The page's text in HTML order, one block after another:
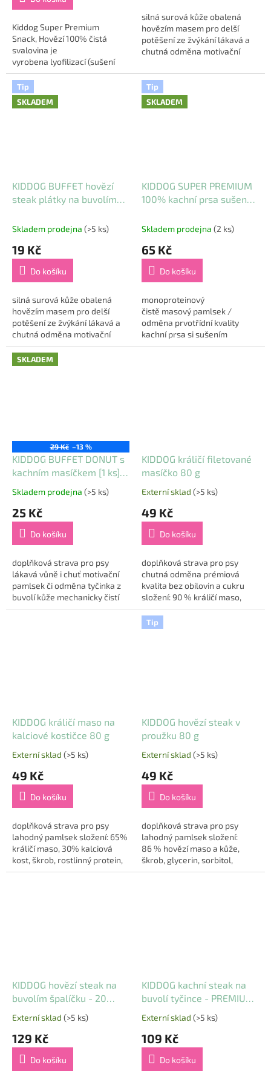
Kiddog Super Premium
Snack, Hovězí 100% čistá
svalovina je
vyrobena lyofilizací (sušení
mrazem) ze syrového
čerstvého hovězího masa.
Touto metodou sušení
se zachová maximální...
5
hvězdiček.
silná surová kůže obalená
hovězím masem pro delší
potěšení ze žvýkání lákavá a
chutná odměna motivační
Velikost: 16 mm / 13 cm...
Tip
SKLADEM
KIDDOG BUFFET hovězí
steak plátky na buvolím
cm
Skladem prodejna (>5 ks)
19 Kč
Do košíku
silná surová kůže obalená
hovězím masem pro delší
potěšení ze žvýkání lákavá a
chutná odměna motivační
pamlsek při jakékoliv aktivitě
rozměr: 20 mm/ 8 cm...
Tip
SKLADEM
KIDDOG SUPER PREMIUM
100% kachní prsa sušená
Skladem prodejna (2 ks)
65 Kč
Do košíku
monoproteinový
čistě masový pamlsek /
odměna prvotřídní kvality
kachní prsa si sušením
mrazem - lyofilizací zachovají
SKLADEM
29 Kč –13 %
KIDDOG BUFFET DONUT s
kachním masíčkem [1 ks],
Průměrné
produktu
5,0
5
hvězdiček.
Skladem prodejna (>5 ks)
25 Kč
Do košíku
doplňková strava pro psy
lákavá vůně i chuť motivační
pamlsek či odměna tyčinka z
buvolí kůže mechanicky čistí
zuby a podporuje žvýkání
KIDDOG králičí filetované
masíčko 80 g
Průměrné
produktu
5,0
5
hvězdiček.
Externí sklad (>5 ks)
49 Kč
Do košíku
doplňková strava pro psy
chutná odměna prémiová
kvalita bez obilovin a cukru
složení: 90 % králičí maso,
glycerin, minerály, sorbitol
hmotnost: 80 g
KIDDOG králičí maso na
kalciové kostičce 80 g
Průměrné
produktu
5,0
5
hvězdiček.
Externí sklad (>5 ks)
49 Kč
Do košíku
doplňková strava pro psy
lahodný pamlsek složení: 65%
králičí maso, 30% kalciová
kost, škrob, rostlinný protein,
glycerin hmotnost: 80 g
Tip
KIDDOG hovězí steak v
proužku 80 g
Průměrné
produktu
5,0
5
hvězdiček.
Externí sklad (>5 ks)
49 Kč
Do košíku
doplňková strava pro psy
lahodný pamlsek složení:
86 % hovězí maso a kůže,
škrob, glycerin, sorbitol,
rostlinný protein hmotnost: 80
KIDDOG hovězí steak na
buvolím špalíčku - 20
mm/8 cm 250 g
Průměrné
produktu
5,0
Externí sklad (>5 ks)
129 Kč
Do košíku
KIDDOG kachní steak na
buvolí tyčince - PREMIUM
QUALITY 200 g dóza
Průměrné
produktu
5,0
Externí sklad (>5 ks)
109 Kč
Do košíku